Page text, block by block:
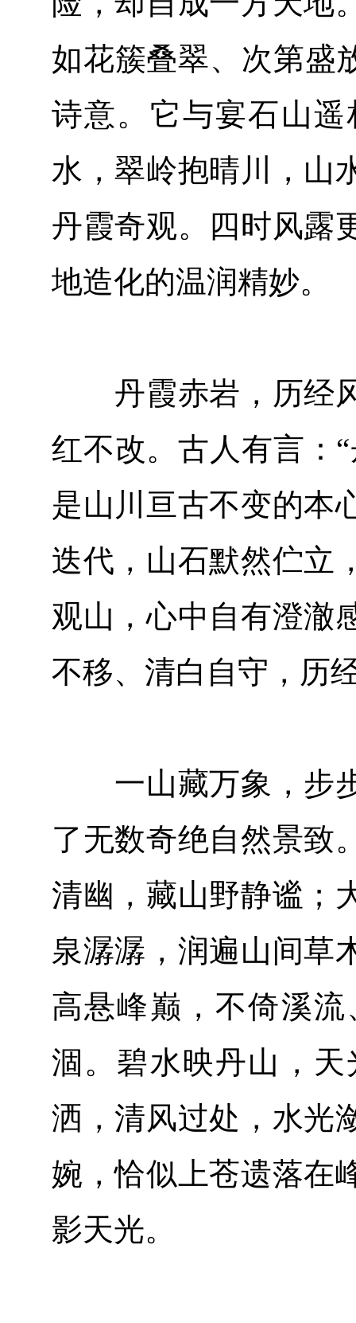
如花簇叠翠、次第盛
诗意。它与宴石山
水，翠岭抱晴川，山
丹霞奇观。四时风露
地造化的温润精妙。
丹霞赤岩，历经风
红不改。古人有言：
是山川亘古不变的本
迭代，山石默然伫立
观山，心中自有澄澈
不移、清白自守，历
一山藏万象，步步
了无数奇绝自然景致
清幽，藏山野静谧；
泉潺潺，润遍山间草
高悬峰巅，不倚溪
涸。碧水映丹山，
洒，清风过处，水光
婉，恰似上苍遗落在
影天光。